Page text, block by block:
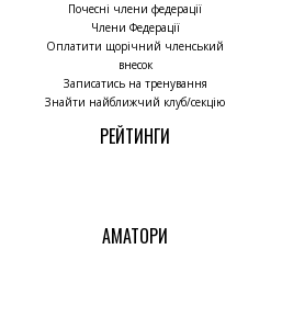
Почесні члени федерації
Члени Федерації
Оплатити щорічний членський
внесок
Записатись на тренування
Знайти найближчий клуб/секцію
РЕЙТИНГИ
АМАТОРИ